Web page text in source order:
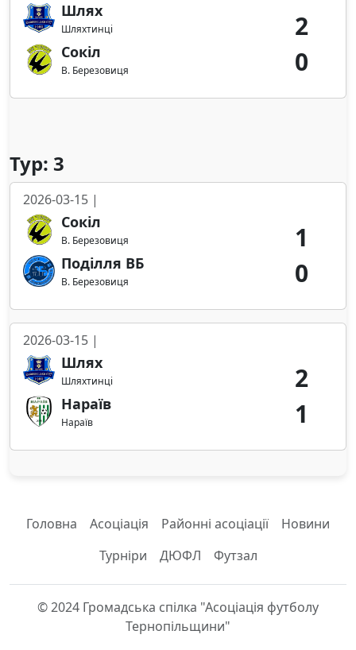
Шлях
Шляхтинці
Сокіл
В. Березовиця
2
0
Тур: 3
2026-03-15 |
Сокіл
В. Березовиця
Поділля ВБ
В. Березовиця
1
0
2026-03-15 |
Шлях
Шляхтинці
Нараїв
Нараїв
2
1
Головна Асоціація Районні асоціації
Новини
Турніри
ДЮФЛ Футзал
© 2024 Громадська спілка "Асоціація футболу
Тернопільщини"